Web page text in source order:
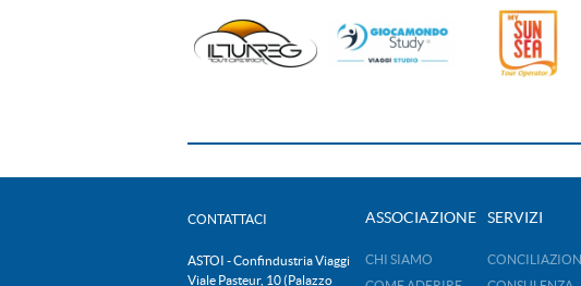
CONTATTACI
ASTOI - Confindustria Viaggi
Viale Pasteur, 10 (Palazzo
ASSOCIAZIONE
CHI SIAMO
SERVIZI
CONCILIAZIONI